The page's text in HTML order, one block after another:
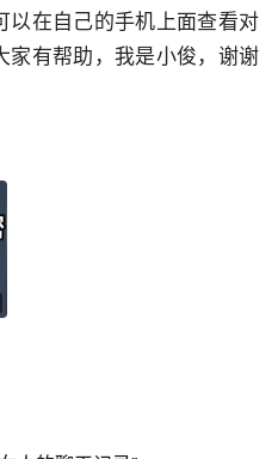
以在自己的手机上面查看对
家有帮助，我是小俊，谢谢